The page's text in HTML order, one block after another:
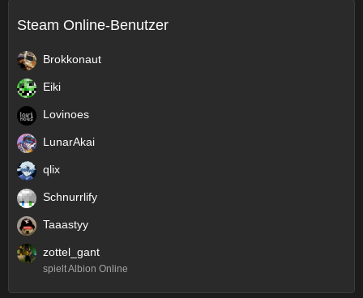
Steam Online-Benutzer
Brokkonaut
Eiki
Lovinoes
LunarAkai
qlix
Schnurrlify
Taaastyy
zottel_gant
spielt Albion Online